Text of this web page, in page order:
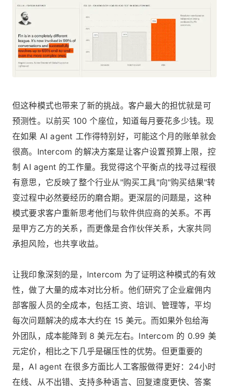
但这种模式也带来了新的挑战。客户最大的担忧就是可
预测性。以前买 100 个座位，知道每月要花多少钱。现
在如果 AI agent 工作得特别好，可能这个月的账单就会
很高。Intercom 的解决方案是让客户设置预算上限，控
制 AI agent 的工作量。我觉得这个平衡点的找寻过程很
有意思，它反映了整个行业从"购买工具"向"购买结果"转
变过程中必然要经历的磨合期。更深层的问题是，这种
模式要求客户重新思考他们与软件供应商的关系。不再
是甲方乙方的关系，而更像是合作伙伴关系，大家共同
承担风险，也共享收益。
让我印象深刻的是，Intercom 为了证明这种模式的有效
性，做了大量的成本对比分析。他们研究了企业雇佣内
部客服人员的全成本，包括工资、培训、管理等，平均
每次问题解决的成本大约在 15 美元。而如果外包给海
外团队，成本能降到 8 美元左右。Intercom 的 0.99 美
元定价，相比之下几乎是碾压性的优势。但更重要的
是，AI agent 在很多方面比人工客服做得更好：24小时
在线、从不出错、支持多种语言、回复速度更快、答案